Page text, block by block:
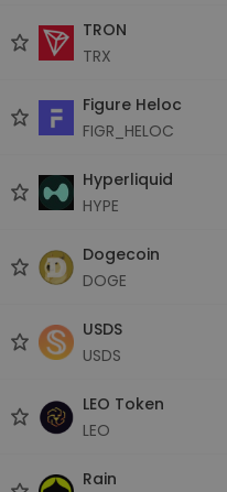
TRON
TRX
Figure Heloc
FIGR_HELOC
Hyperliquid
HYPE
Dogecoin
DOGE
USDS
USDS
LEO Token
LEO
Rain